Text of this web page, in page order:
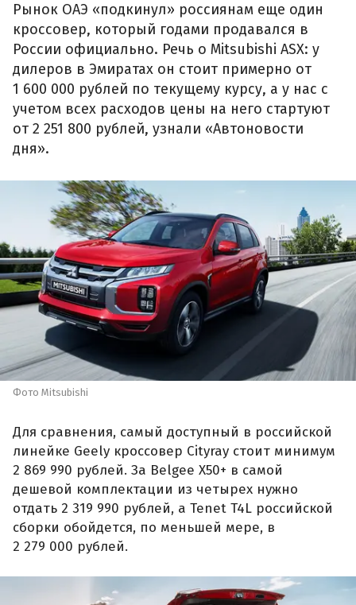
Рынок ОАЭ «подкинул» россиянам еще один
кроссовер, который годами продавался в
России официально. Речь о Mitsubishi ASX: у
дилеров в Эмиратах он стоит примерно от
1 600 000 рублей по текущему курсу, а у нас с
учетом всех расходов цены на него стартуют
от 2 251 800 рублей, узнали «Автоновости
дня».
Фото Mitsubishi
Для сравнения, самый доступный в российской
линейке Geely кроссовер Cityray стоит минимум
2 869 990 рублей. За Belgee X50+ в самой
дешевой комплектации из четырех нужно
отдать 2 319 990 рублей, а Tenet T4L российской
сборки обойдется, по меньшей мере, в
2 279 000 рублей.